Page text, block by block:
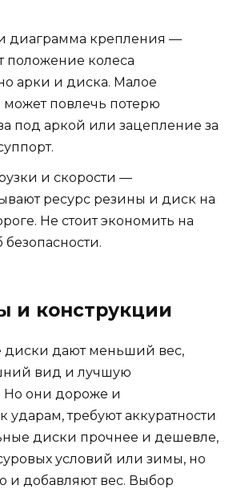
диаграмма крепления —
положение колеса
арки и диска. Малое
может повлечь потерю
под аркой или зацепление за
и скорости —
ресурс резины и диск на
Не стоит экономить на
и конструкции
диски дают меньший вес,
вид и лучшую
Но они дороже и
ударам, требуют аккуратности
диски прочнее и дешевле,
условий или зимы, но
и добавляют вес. Выбор